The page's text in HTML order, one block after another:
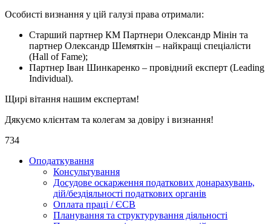
Особисті визнання у цій галузі права отримали:
Старший партнер КМ Партнери Олександр Мінін та
партнер Олександр Шемяткін – найкращі спеціалісти
(Hall of Fame);
Партнер Іван Шинкаренко – провідний експерт (Leading
Individual).
Щирі вітання нашим експертам!
Дякуємо клієнтам та колегам за довіру і визнання!
734
Оподаткування
Консультування
Досудове оскарження податкових донарахувань,
дій/бездіяльності податкових органів
Оплата праці / ЄСВ
Планування та структурування діяльності